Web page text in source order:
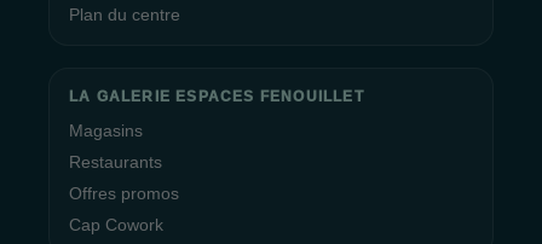
Plan du centre
LA GALERIE ESPACES FENOUILLET
Magasins
Restaurants
Offres promos
Cap Cowork